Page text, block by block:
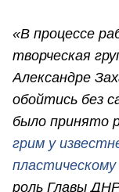
«В процессе
творческая
Александре
обойтись без
было принято
грим у
роль Главы